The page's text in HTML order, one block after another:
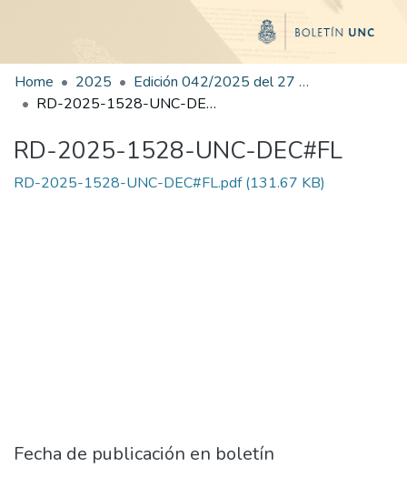
Home 2025
Edición 042/2025 del 27 de agosto de 2025
RD-2025-1528-UNC-DEC#FL
RD-2025-1528-UNC-DEC#FL
RD-2025-1528-UNC-DEC#FL.pdf(131.67 KB)
Fecha de publicación en boletín